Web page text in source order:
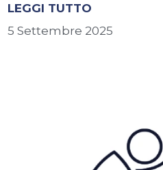
LEGGI TUTTO
5 Settembre 2025